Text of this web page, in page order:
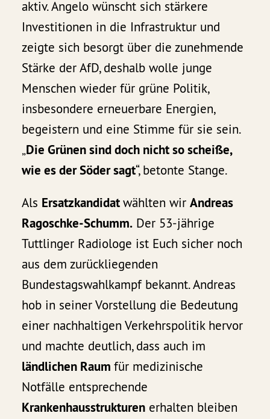
aktiv. Angelo wünscht sich stärkere
Investitionen in die Infrastruktur und
zeigte sich besorgt über die zunehmende
Stärke der AfD, deshalb wolle junge
Menschen wieder für grüne Politik,
insbesondere erneuerbare Energien,
begeistern und eine Stimme für sie sein.
„Die Grünen sind doch nicht so scheiße,
wie es der Söder sagt“, betonte Stange.
Als Ersatzkandidatwählten wirAndreas
Ragoschke-Schumm. Der 53-jährige
Tuttlinger Radiologe ist Euch sicher noch
aus dem zurückliegenden
Bundestagswahlkampf bekannt. Andreas
hob in seiner Vorstellung die Bedeutung
einer nachhaltigen Verkehrspolitik hervor
und machte deutlich, dass auch im
ländlichen Raumfür medizinische
Notfälle entsprechende
Krankenhausstrukturen erhalten bleiben